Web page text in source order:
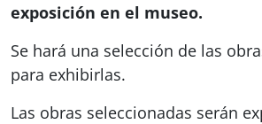
exposición en el museo.
Se hará una selección de las
para exhibirlas.
Las obras seleccionadas serán